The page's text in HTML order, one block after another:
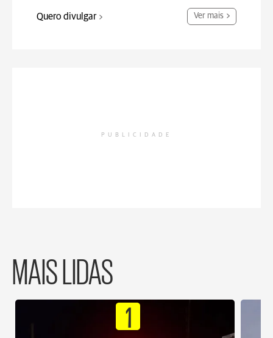
Quero divulgar Ver mais
PUBLICIDADE
MAIS LIDAS
1